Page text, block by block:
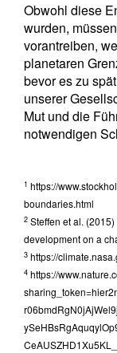
Obwohl diese
wurden,
vorantreiben,
planetaren
bevor es zu
unserer
Mut und die
notwendigen
1 https://
boundaries.html
2 Steffen et al.
development on a
3 https://
4 https://